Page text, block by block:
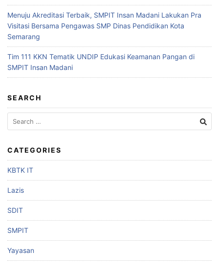
Menuju Akreditasi Terbaik, SMPIT Insan Madani Lakukan Pra
Visitasi Bersama Pengawas SMP Dinas Pendidikan Kota
Semarang
Tim 111 KKN Tematik UNDIP Edukasi Keamanan Pangan di
SMPIT Insan Madani
SEARCH
CATEGORIES
KBTK IT
Lazis
SDIT
SMPIT
Yayasan